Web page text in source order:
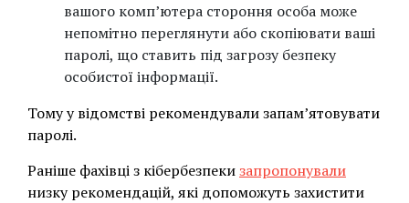
вашого комп’ютера стороння особа може
непомітно переглянути або скопіювати ваші
паролі, що ставить під загрозу безпеку
особистої інформації.
Тому у відомстві рекомендували запам’ятовувати
паролі.
Раніше фахівці з кібербезпекизапропонували
низку рекомендацій, які допоможуть захистити